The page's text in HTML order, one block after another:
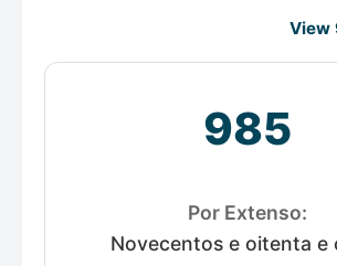
View
985
Por Extenso:
Novecentos e oitenta e